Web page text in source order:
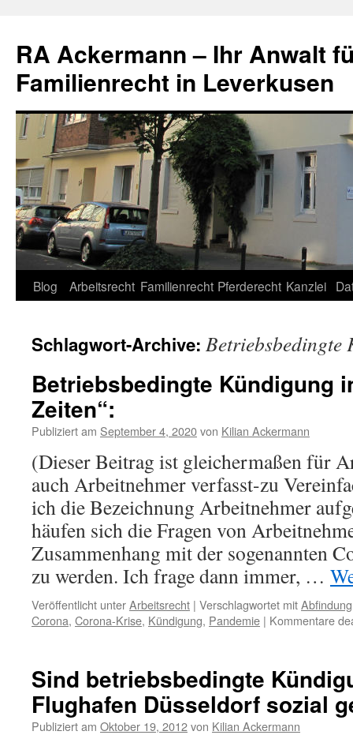
RA Ackermann – Ihr Anwalt
Familienrecht in Leverkusen
Zum
springen
Blog Arbeitsrecht Familienrecht Pferderecht Kanzlei
Schlagwort-Archive: Betriebsbedingte
Betriebsbedingte Kündigung
Zeiten“:
Publiziert am September 4, 2020von Kilian Ackermann
(Dieser Beitrag ist gleichermaßen für
auch Arbeitnehmer verfasst-zu
ich die Bezeichnung Arbeitnehmer
häufen sich die Fragen von
Zusammenhang mit der sogenannten
zu werden. Ich frage dann immer, …
Veröffentlicht unterArbeitsrecht | Verschlagwortet mitAbfindung
Corona, Corona-Krise, Kündigung, Pandemie | Kommentare
Sind betriebsbedingte
Flughafen Düsseldorf sozial
Publiziert am Oktober 19, 2012von Kilian Ackermann